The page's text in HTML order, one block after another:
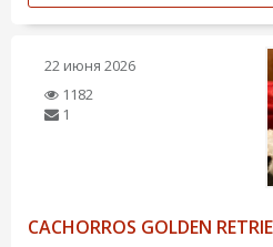
22 июня 2026
1182
1
CACHORROS GOLDEN